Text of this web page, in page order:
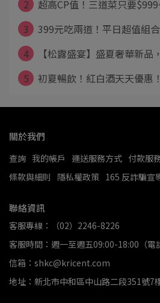
2
超高CP值！三道菜只要
3
399元吃兩道！平日超值組
4
【松露盛宴】盛夏奢華新品
5
初夏暢飲！紅白酒天天優惠
關於我們
查詢 我的帳戶 運送服務方式 付款服
條款與細則
隱私權政策 165 反詐騙宣
聯絡資訊
客服專線：（02）2246-8226
客服時間：週一至週五09:00-18:00（電
信箱：shkc@kricent.com
地址：新北市中和區中山路二段351號7